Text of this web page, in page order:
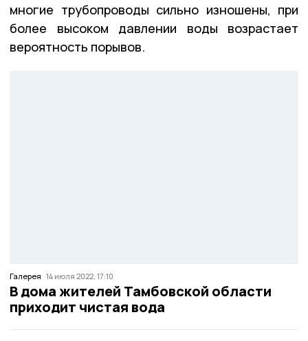
многие трубопроводы сильно изношены, при
более высоком давлении воды возрастает
вероятность порывов.
Галерея 14 июля 2022, 17:10
В дома жителей Тамбовской области
приходит чистая вода